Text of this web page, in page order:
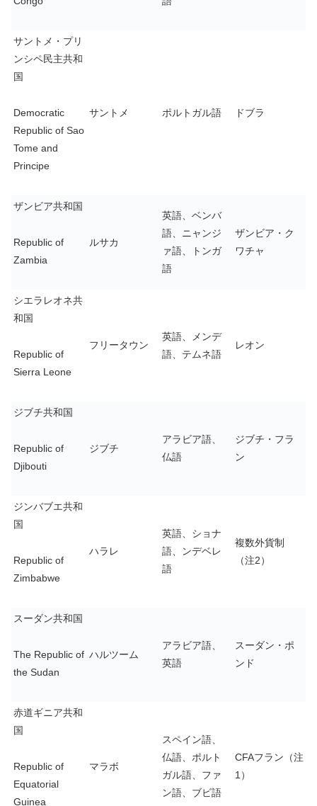
サントメ・プリ
ンシペ民主共和
国
Democratic
Republic of Sao
Tome and
Principe
サントメ ポルトガル語 ドブラ
ザンビア共和国
Republic of
Zambia
ルサカ
英語、ベンバ
語、ニャンジ
ァ語、トンガ
語
ザンビア・ク
ワチャ
シエラレオネ共
和国
Republic of
Sierra Leone
フリータウン
英語、メンデ
語、テムネ語
レオン
ジブチ共和国
Republic of
Djibouti
ジブチ
アラビア語、
仏語
ジブチ・フラ
ン
ジンバブエ共和
国
Republic of
Zimbabwe
ハラレ
英語、ショナ
語、ンデベレ
語
複数外貨制
（注2）
スーダン共和国
The Republic of
the Sudan
ハルツーム
アラビア語、
英語
スーダン・ポ
ンド
赤道ギニア共和
国
Republic of
Equatorial
Guinea
マラボ
スペイン語、
仏語、ポルト
ガル語、ファ
ン語、ブビ語
CFAフラン（注
1）